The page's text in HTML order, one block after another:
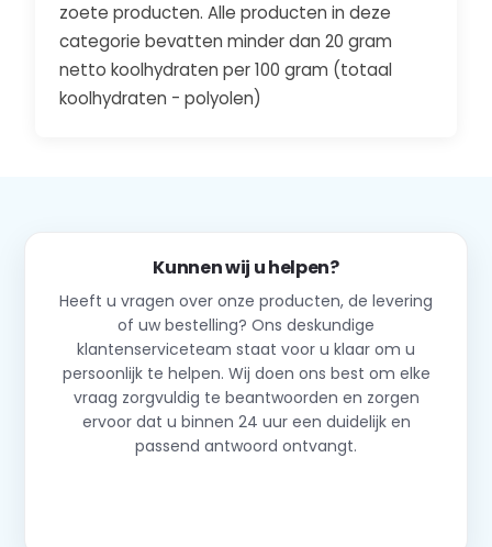
zoete producten. Alle producten in deze
categorie bevatten minder dan 20 gram
netto koolhydraten per 100 gram (totaal
koolhydraten - polyolen)
Kunnen wij u helpen?
Heeft u vragen over onze producten, de levering
of uw bestelling? Ons deskundige
klantenserviceteam staat voor u klaar om u
persoonlijk te helpen. Wij doen ons best om elke
vraag zorgvuldig te beantwoorden en zorgen
ervoor dat u binnen 24 uur een duidelijk en
passend antwoord ontvangt.